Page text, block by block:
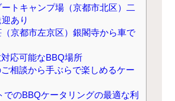
トキャンプ場（京都市北区）二
あり
京都市左京区）銀閣寺から車で
応可能なBBQ場所
相談から手ぶらで楽しめるケー
でのBBQケータリングの最適な利